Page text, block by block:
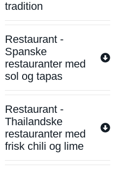
tradition
Restaurant -
Spanske
restauranter med
sol og tapas
Restaurant -
Thailandske
restauranter med
frisk chili og lime